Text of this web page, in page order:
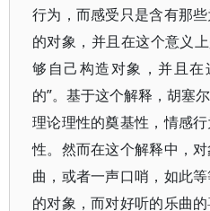
行为，而感受只是含有那
的对象，并且在这个意义
够自己构造对象，并且在
的”。基于这个解释，胡塞
理论理性的奠基性，情感
性。然而在这个解释中，
曲，或者一声口哨，如此
的对象，而对好听的乐曲